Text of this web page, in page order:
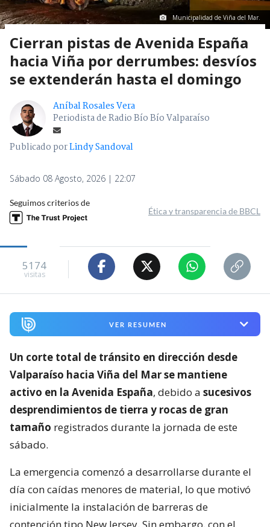
Municipalidad de Viña del Mar.
Cierran pistas de Avenida España
hacia Viña por derrumbes: desvíos
se extenderán hasta el domingo
Aníbal Rosales Vera
Periodista de Radio Bío Bío Valparaíso
Publicado porLindy Sandoval
Sábado 08 Agosto, 2026 | 22:07
Seguimos criterios de
Ética y transparencia de BBCL
5174
visitas
VER RESUMEN
Un corte total de tránsito en dirección desde
Valparaíso hacia Viña del Mar se mantiene
activo en la Avenida España, debido a sucesivos
desprendimientos de tierra y rocas de gran
tamaño registrados durante la jornada de este
sábado.
La emergencia comenzó a desarrollarse durante el
día con caídas menores de material, lo que motivó
inicialmente la instalación de barreras de